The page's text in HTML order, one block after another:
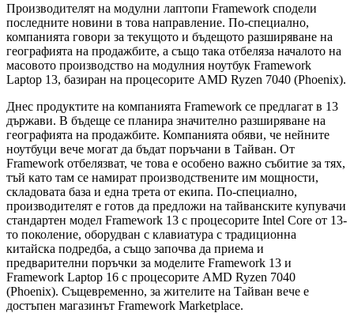
Производителят на модулни лаптопи Framework сподели
последните новини в това направление. По-специално,
компанията говори за текущото и бъдещото разширяване на
географията на продажбите, а също така отбеляза началото на
масовото производство на модулния ноутбук Framework
Laptop 13, базиран на процесорите AMD Ryzen 7040 (Phoenix).
Днес продуктите на компанията Framework се предлагат в 13
държави. В бъдеще се планира значително разширяване на
географията на продажбите. Компанията обяви, че нейните
ноутбуци вече могат да бъдат поръчани в Тайван. От
Framework отбелязват, че това е особено важно събитие за тях,
тъй като там се намират производствените им мощности,
складовата база и една трета от екипа. По-специално,
производителят е готов да предложи на тайванските купувачи
стандартен модел Framework 13 с процесорите Intel Core от 13-
то поколение, оборудван с клавиатура с традиционна
китайска подредба, а също започва да приема и
предварителни поръчки за моделите Framework 13 и
Framework Laptop 16 с процесорите AMD Ryzen 7040
(Phoenix). Същевременно, за жителите на Тайван вече е
достъпен магазинът Framework Marketplace.